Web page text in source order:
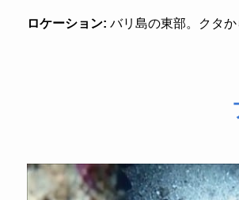
ロケーション: バリ島の東部。クタ